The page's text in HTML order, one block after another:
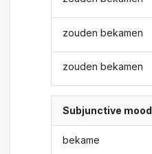
zouden bekamen
zouden bekamen
Subjunctive mood
bekame